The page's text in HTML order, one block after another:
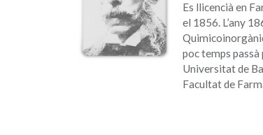
Es llicencià en
el 1856. L’any
poc temps
Universitat de
Facultat de